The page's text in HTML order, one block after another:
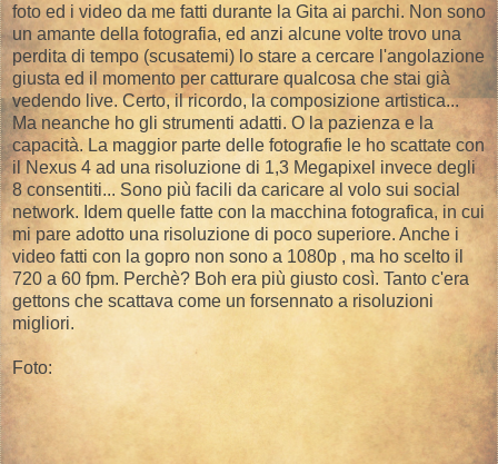
foto ed i video da me fatti durante la Gita ai parchi. Non sono
un amante della fotografia, ed anzi alcune volte trovo una
perdita di tempo (scusatemi) lo stare a cercare l'angolazione
giusta ed il momento per catturare qualcosa che stai già
vedendo live. Certo, il ricordo, la composizione artistica...
Ma neanche ho gli strumenti adatti. O la pazienza e la
capacità. La maggior parte delle fotografie le ho scattate con
il Nexus 4 ad una risoluzione di 1,3 Megapixel invece degli
8 consentiti... Sono più facili da caricare al volo sui social
network. Idem quelle fatte con la macchina fotografica, in cui
mi pare adotto una risoluzione di poco superiore. Anche i
video fatti con la gopro non sono a 1080p , ma ho scelto il
720 a 60 fpm. Perchè? Boh era più giusto così. Tanto c'era
gettons che scattava come un forsennato a risoluzioni
migliori.
Foto: